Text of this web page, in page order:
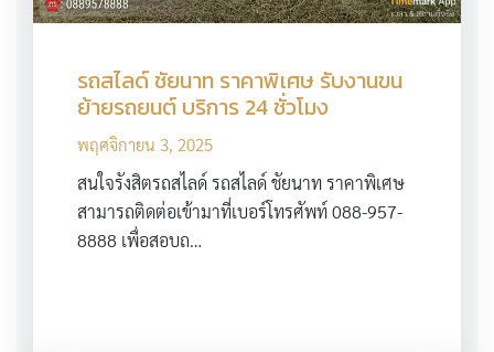
รถสไลด์ ชัยนาท ราคาพิเศษ รับงานขน
ย้ายรถยนต์ บริการ 24 ชั่วโมง
พฤศจิกายน 3, 2025
สนใจรังสิตรถสไลด์ รถสไลด์ ชัยนาท ราคาพิเศษ
สามารถติดต่อเข้ามาที่เบอร์โทรศัพท์ 088-957-
8888 เพื่อสอบถ…